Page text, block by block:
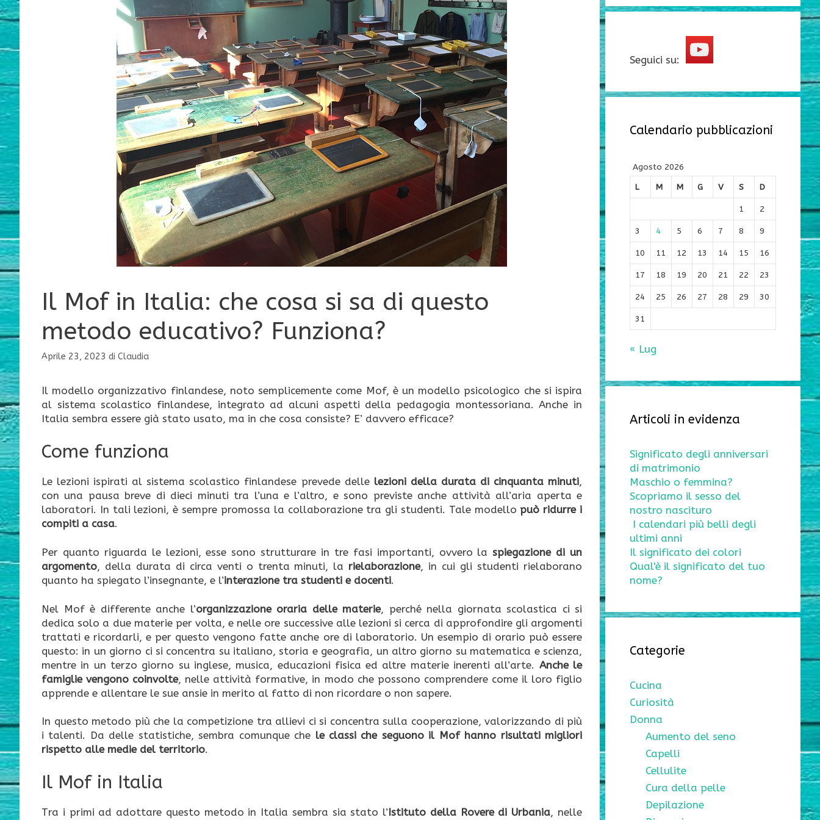
Il Mof in Italia: che cosa si sa di questo
metodo educativo? Funziona?
Aprile 23, 2023 di Claudia
Il modello organizzativo finlandese, noto semplicemente come Mof, è un modello psicologico che si ispira
al sistema scolastico finlandese, integrato ad alcuni aspetti della pedagogia montessoriana. Anche in
Italia sembra essere già stato usato, ma in che cosa consiste? E’ davvero efficace?
Come funziona
Le lezioni ispirati al sistema scolastico finlandese prevede delle lezioni della durata di cinquanta minuti,
con una pausa breve di dieci minuti tra l’una e l’altro, e sono previste anche attività all’aria aperta e
laboratori. In tali lezioni, è sempre promossa la collaborazione tra gli studenti. Tale modello può ridurre i
compiti a casa.
Per quanto riguarda le lezioni, esse sono strutturare in tre fasi importanti, ovvero laspiegazione di un
argomento, della durata di circa venti o trenta minuti, la rielaborazione, in cui gli studenti rielaborano
quanto ha spiegato l’insegnante, e l’interazione tra studenti e docenti.
Nel Mof è differente anche l’organizzazione oraria delle materie, perché nella giornata scolastica ci si
dedica solo a due materie per volta, e nelle ore successive alle lezioni si cerca di approfondire gli argomenti
trattati e ricordarli, e per questo vengono fatte anche ore di laboratorio. Un esempio di orario può essere
questo: in un giorno ci si concentra su italiano, storia e geografia, un altro giorno su matematica e scienza,
mentre in un terzo giorno su inglese, musica, educazioni fisica ed altre materie inerenti all’arte. Anche le
famiglie vengono coinvolte, nelle attività formative, in modo che possono comprendere come il loro figlio
apprende e allentare le sue ansie in merito al fatto di non ricordare o non sapere.
In questo metodo più che la competizione tra allievi ci si concentra sulla cooperazione, valorizzando di più
i talenti. Da delle statistiche, sembra comunque che le classi che seguono il Mof hanno risultati migliori
rispetto alle medie del territorio.
Il Mof in Italia
Tra i primi ad adottare questo metodo in Italia sembra sia stato l’Istituto della Rovere di Urbania, nelle
Seguici su:
Calendario pubblicazioni
Agosto 2026
L
M M G V S D
1 2
3 4 5 6 7 8 9
10 11 12 13 14 15 16
17 18 19 20 21 22 23
24 25 26 27 28 29 30
31
« Lug
Articoli in evidenza
Significato degli anniversari
di matrimonio
Maschio o femmina?
Scopriamo il sesso del
nostro nascituro
I calendari più belli degli
ultimi anni
Il significato dei colori
Qual'è il significato del tuo
nome?
Categorie
Cucina
Curiosità
Donna
Aumento del seno
Capelli
Cellulite
Cura della pelle
Depilazione